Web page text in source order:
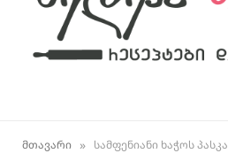
მთავარი » სამფენიანი ხაჭოს პასკა